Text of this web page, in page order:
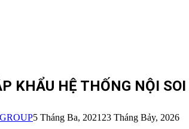
KHẨU HỆ THỐNG NỘI
5 Tháng Ba, 2021 23 Tháng Bảy, 2026